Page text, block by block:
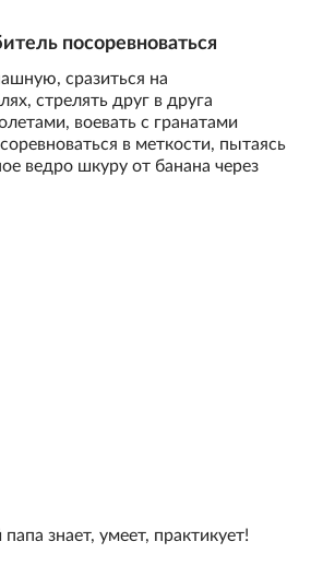
посоревноваться
сразиться на
стрелять друг в друга
воевать с гранатами
в меткости, пытаясь
ведро шкуру от банана через
знает, умеет, практикует!